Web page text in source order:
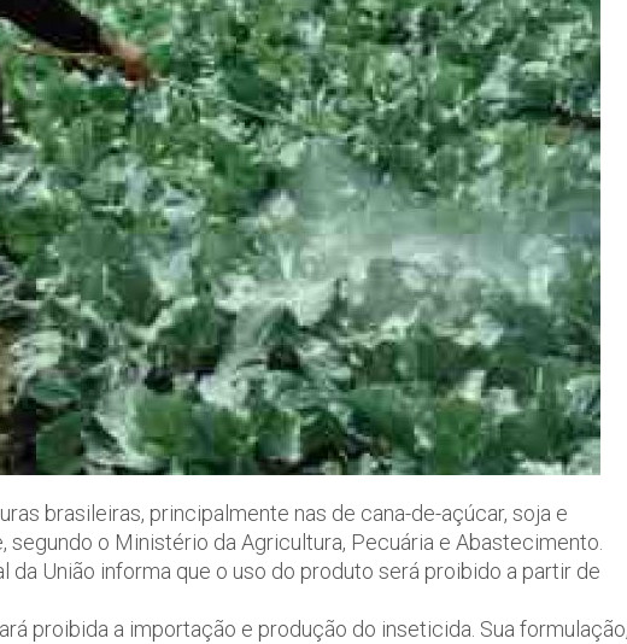
brasileiras, principalmente nas de cana-de-açúcar, soja e
segundo o Ministério da Agricultura, Pecuária e Abastecimento.
da União informa que o uso do produto será proibido a partir de
proibida a importação e produção do inseticida. Sua